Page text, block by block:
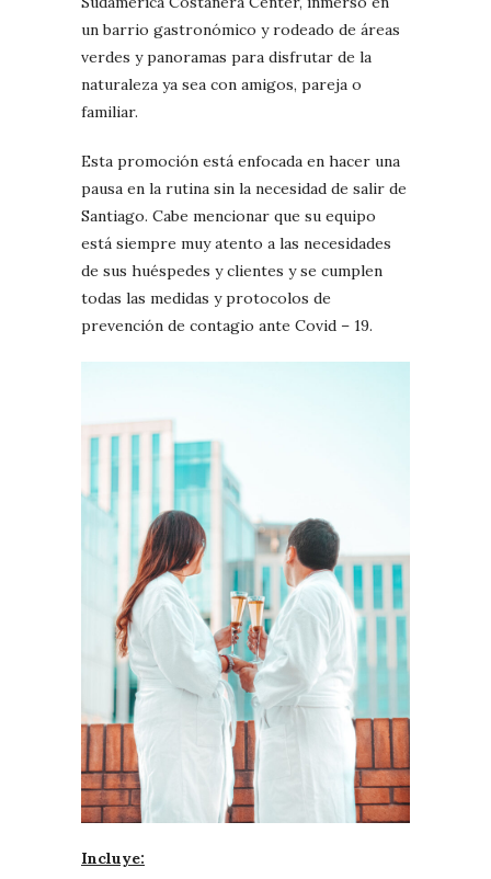
un barrio gastronómico y rodeado de áreas
verdes y panoramas para disfrutar de la
naturaleza ya sea con amigos, pareja o
familiar.
Esta promoción está enfocada en hacer una
pausa en la rutina sin la necesidad de salir de
Santiago. Cabe mencionar que su equipo
está siempre muy atento a las necesidades
de sus huéspedes y clientes y se cumplen
todas las medidas y protocolos de
prevención de contagio ante Covid – 19.
Incluye: